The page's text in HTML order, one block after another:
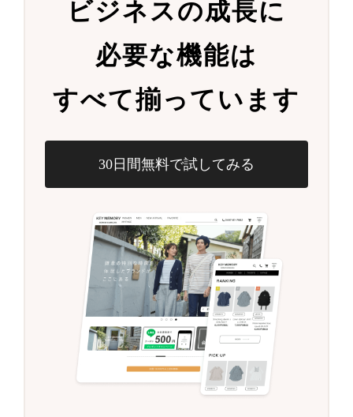
ビジネスの成長に
必要な機能は
すべて揃っています
30日間無料で試してみる